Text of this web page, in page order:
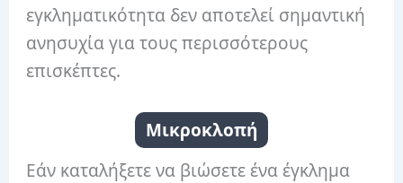
εγκληματικότητα δεν αποτελεί σημαντική
ανησυχία για τους περισσότερους
επισκέπτες.
Μικροκλοπή
Εάν καταλήξετε να βιώσετε ένα έγκλημα